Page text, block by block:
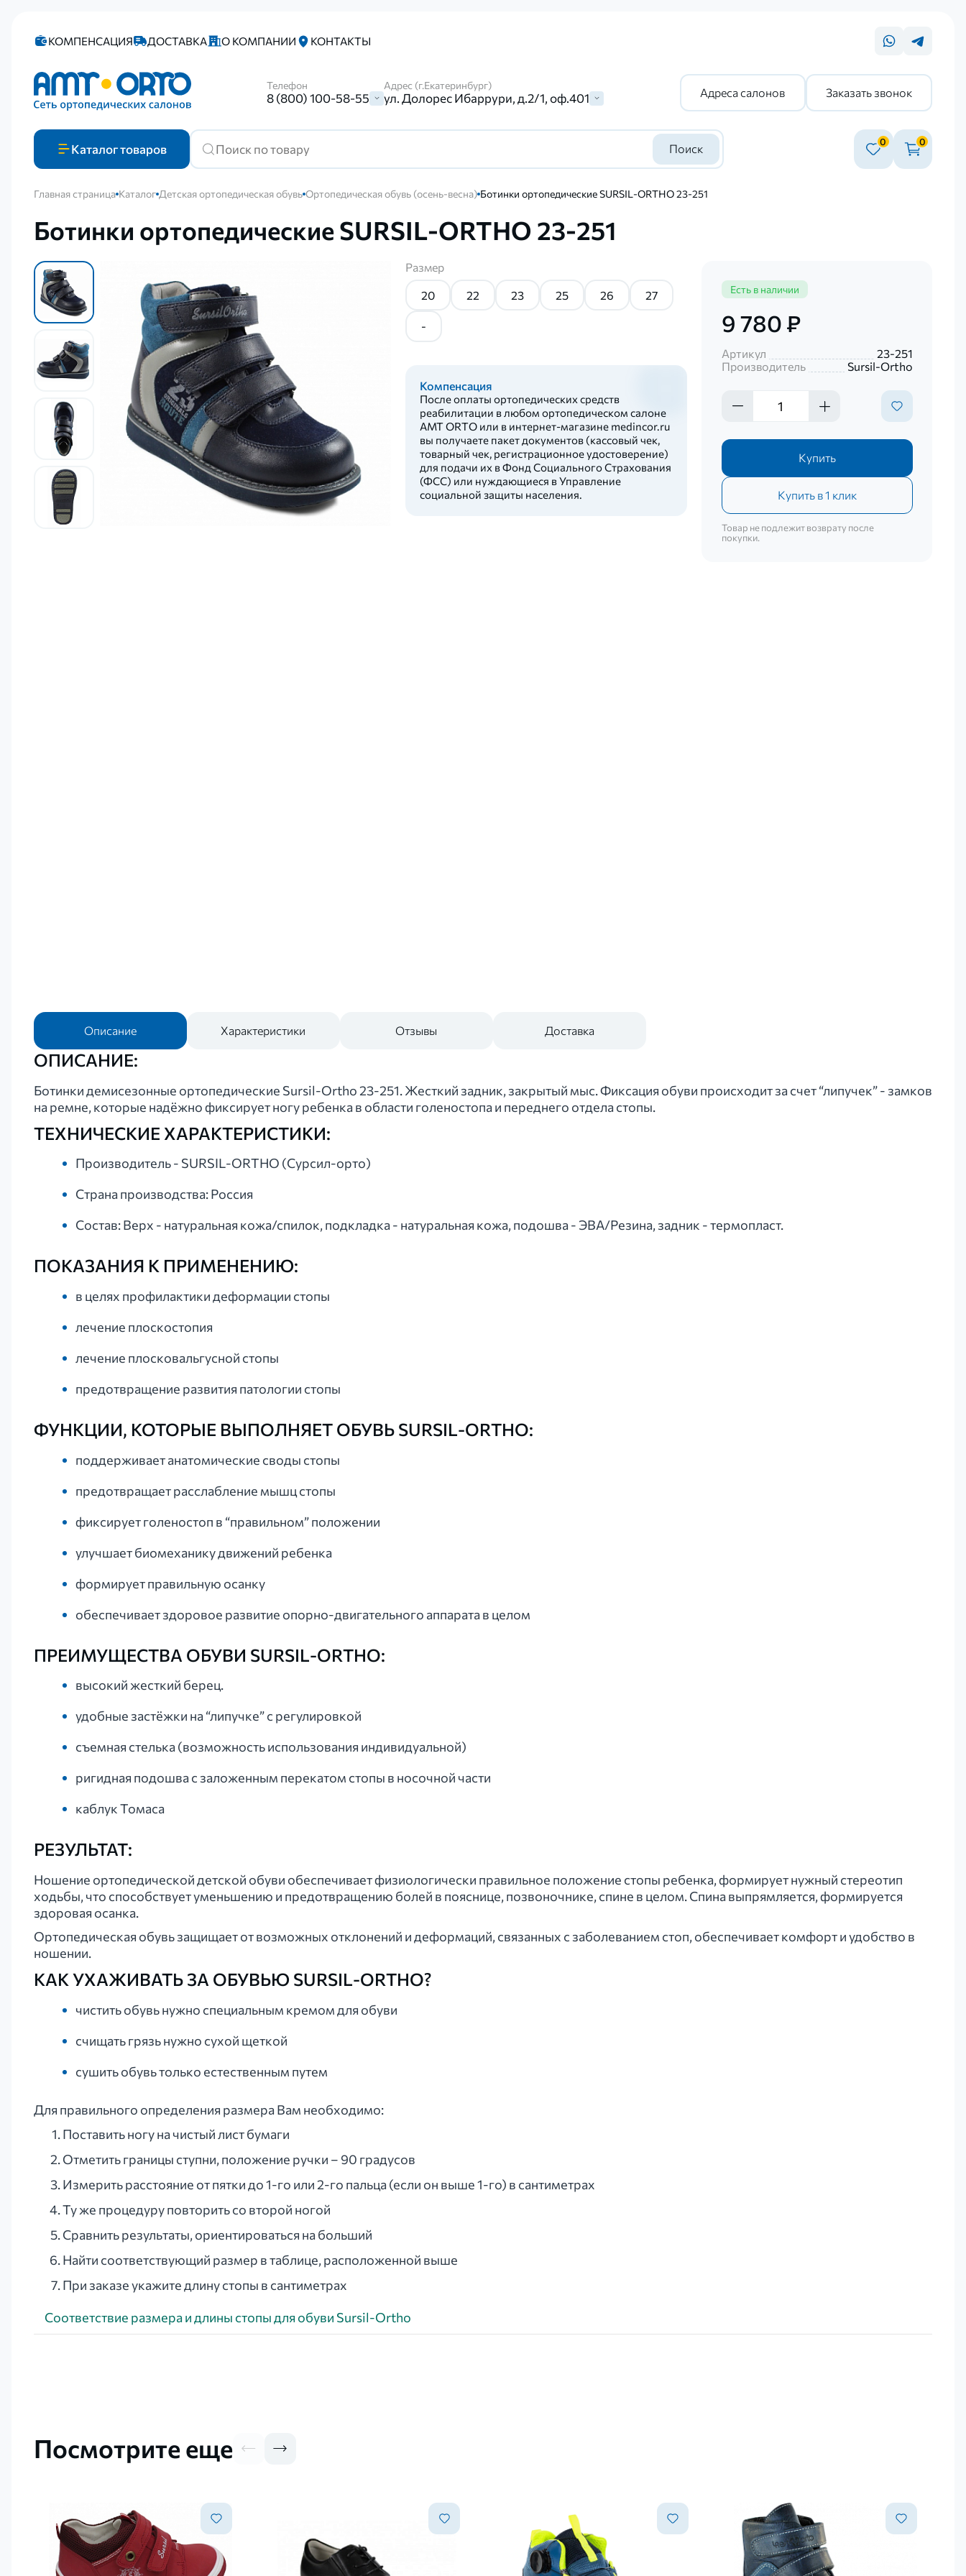
КОМПЕНСАЦИЯ ДОСТАВКА О КОМПАНИИ КОНТАКТЫ
Телефон
8 (800) 100-58-55
Адрес (г.Екатеринбург)
ул. Долорес Ибаррури, д.2/1, оф.401 Адреса салонов Заказать звонок
Каталогтоваров Поиск
0 0
Главная страница Каталог Детская ортопедическая обувь Ортопедическая обувь (осень-весна) Ботинки ортопедические SURSIL-ORTHO 23-251
Ботинки ортопедические SURSIL-ORTHO 23-251
Размер
20 22 23 25 26 27
-
Компенсация
После оплаты ортопедических средств
реабилитации в любом ортопедическом салоне
AMT ORTO или в интернет-магазине medincor.ru
вы получаете пакет документов (кассовый чек,
товарный чек, регистрационное удостоверение)
для подачи их в Фонд Социального Страхования
(ФСС) или нуждающиеся в Управление
социальной защиты населения.
Есть в наличии
9 780 ₽
Артикул
23-251
Производитель
Sursil-Ortho
Купить
Купить в 1 клик
Товар не подлежит возврату после
покупки.
Описание Характеристики Отзывы Доставка
ОПИСАНИЕ:
Ботинки демисезонные ортопедические Sursil-Ortho 23-251. Жесткий задник, закрытый мыс. Фиксация обуви происходит за счет “липучек” - замков
на ремне, которые надёжно фиксирует ногу ребенка в области голеностопа и переднего отдела стопы.
ТЕХНИЧЕСКИЕ ХАРАКТЕРИСТИКИ:
Производитель - SURSIL-ORTHO (Сурсил-орто)
Страна производства: Россия
Состав: Верх - натуральная кожа/спилок, подкладка - натуральная кожа, подошва - ЭВА/Резина, задник - термопласт.
ПОКАЗАНИЯ К ПРИМЕНЕНИЮ:
в целях профилактики деформации стопы
лечение плоскостопия
лечение плосковальгусной стопы
предотвращение развития патологии стопы
ФУНКЦИИ, КОТОРЫЕ ВЫПОЛНЯЕТ ОБУВЬ SURSIL-ORTHO:
поддерживает анатомические своды стопы
предотвращает расслабление мышц стопы
фиксирует голеностоп в “правильном” положении
улучшает биомеханику движений ребенка
формирует правильную осанку
обеспечивает здоровое развитие опорно-двигательного аппарата в целом
ПРЕИМУЩЕСТВА ОБУВИ SURSIL-ORTHO:
высокий жесткий берец.
удобные застёжки на “липучке” с регулировкой
съемная стелька (возможность использования индивидуальной)
ригидная подошва с заложенным перекатом стопы в носочной части
каблук Томаса
РЕЗУЛЬТАТ:
Ношение ортопедической детской обуви обеспечивает физиологически правильное положение стопы ребенка, формирует нужный стереотип
ходьбы, что способствует уменьшению и предотвращению болей в пояснице, позвоночнике, спине в целом. Спина выпрямляется, формируется
здоровая осанка.
Ортопедическая обувь защищает от возможных отклонений и деформаций, связанных с заболеванием стоп, обеспечивает комфорт и удобство в
ношении.
КАК УХАЖИВАТЬ ЗА ОБУВЬЮ SURSIL-ORTHO?
чистить обувь нужно специальным кремом для обуви
счищать грязь нужно сухой щеткой
сушить обувь только естественным путем
Для правильного определения размера Вам необходимо:
Поставить ногу на чистый лист бумаги
Отметить границы ступни, положение ручки – 90 градусов
Измерить расстояние от пятки до 1-го или 2-го пальца (если он выше 1-го) в сантиметрах
Ту же процедуру повторить со второй ногой
Сравнить результаты, ориентироваться на больший
Найти соответствующий размер в таблице, расположенной выше
При заказе укажите длину стопы в сантиметрах
Соответствие размера и длины стопы для обуви Sursil-Ortho
Посмотрите еще